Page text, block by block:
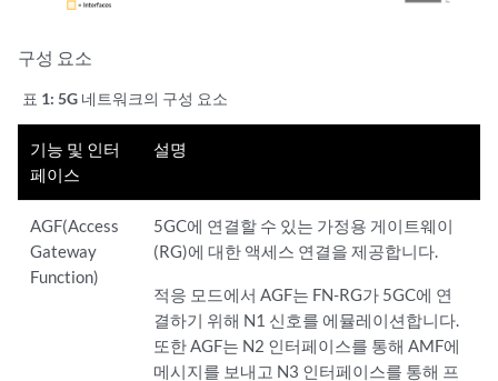
구성 요소
표 1: 5G 네트워크의 구성 요소
기능 및 인터
페이스
설명
AGF(Access
Gateway
Function)
5GC에 연결할 수 있는 가정용 게이트웨이
(RG)에 대한 액세스 연결을 제공합니다.
적응 모드에서 AGF는 FN-RG가 5GC에 연
결하기 위해 N1 신호를 에뮬레이션합니다.
또한 AGF는 N2 인터페이스를 통해 AMF에
메시지를 보내고 N3 인터페이스를 통해 프